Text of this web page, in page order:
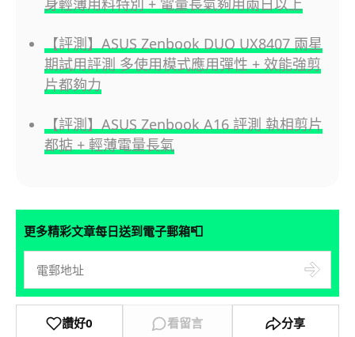
身輕薄用料特別 + 電量長氣夠用兩日以上
【評測】ASUS Zenbook DUO UX8407 兩星
期試用評測 多使用模式應用彈性 + 效能強剪
片都夠力
【評測】ASUS Zenbook A16 評測 執相剪片
都掂 + 輕薄電量長氣
更多精彩文章每日送到電子郵箱📮
讚好0 看留言 分享